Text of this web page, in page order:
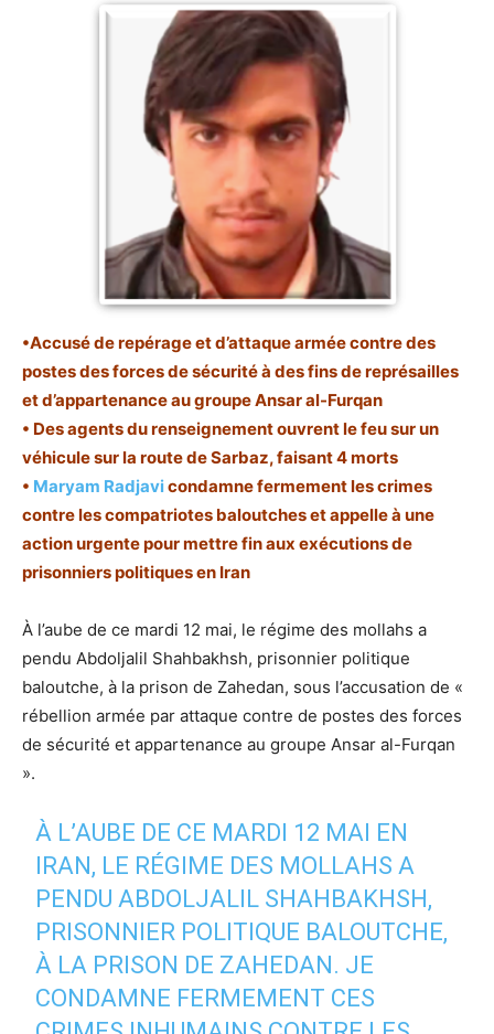
•Accusé de repérage et d’attaque armée contre des
postes des forces de sécurité à des fins de représailles
et d’appartenance au groupe Ansar al-Furqan
• Des agents du renseignement ouvrent le feu sur un
véhicule sur la route de Sarbaz, faisant 4 morts
• Maryam Radjavicondamne fermement les crimes
contre les compatriotes baloutches et appelle à une
action urgente pour mettre fin aux exécutions de
prisonniers politiques en Iran
À l’aube de ce mardi 12 mai, le régime des mollahs a
pendu Abdoljalil Shahbakhsh, prisonnier politique
baloutche, à la prison de Zahedan, sous l’accusation de «
rébellion armée par attaque contre de postes des forces
de sécurité et appartenance au groupe Ansar al-Furqan
».
À L’AUBE DE CE MARDI 12 MAI EN
IRAN, LE RÉGIME DES MOLLAHS A
PENDU ABDOLJALIL SHAHBAKHSH,
PRISONNIER POLITIQUE BALOUTCHE,
À LA PRISON DE ZAHEDAN. JE
CONDAMNE FERMEMENT CES